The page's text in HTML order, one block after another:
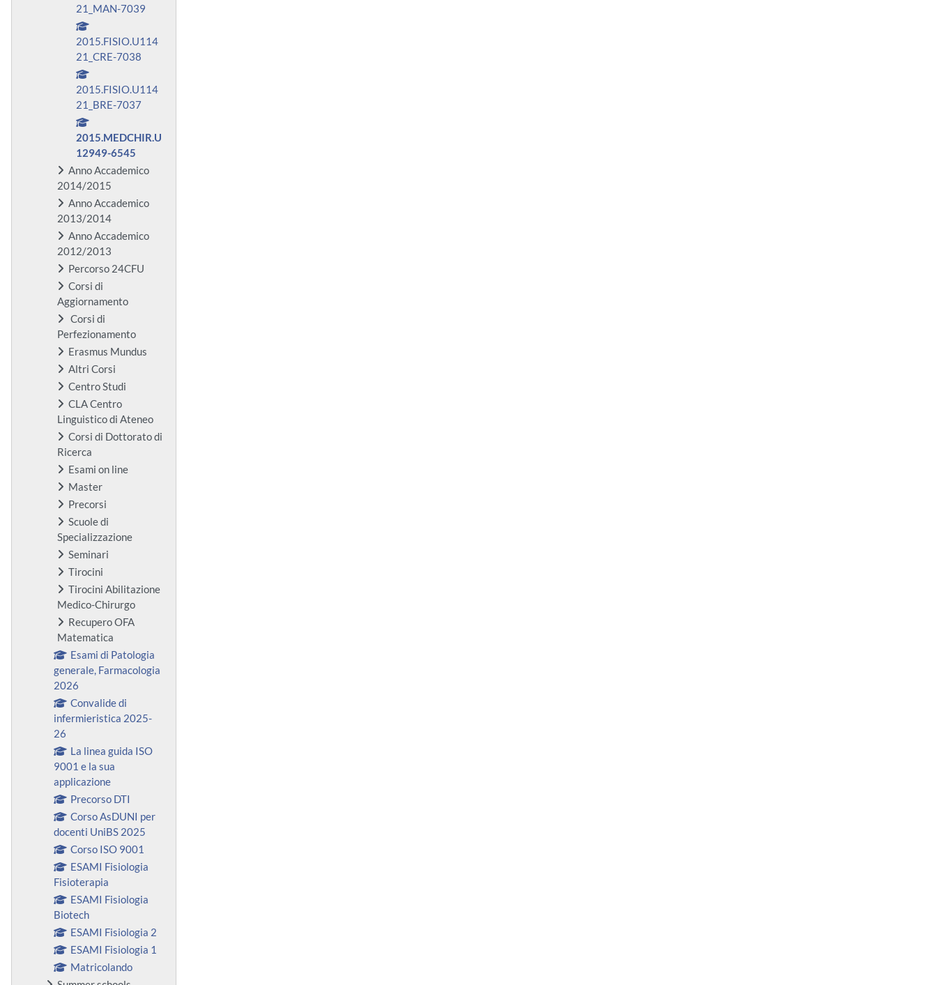
21_MAN-7039
2015.FISIO.U114
21_CRE-7038
2015.FISIO.U114
21_BRE-7037
2015.MEDCHIR.U
12949-6545
Anno Accademico
2014/2015
Anno Accademico
2013/2014
Anno Accademico
2012/2013
Percorso 24CFU
Corsi di
Aggiornamento
Corsi di
Perfezionamento
Erasmus Mundus
Altri Corsi
Centro Studi
CLA Centro
Linguistico di Ateneo
Corsi di Dottorato di
Ricerca
Esami on line
Master
Precorsi
Scuole di
Specializzazione
Seminari
Tirocini
Tirocini Abilitazione
Medico-Chirurgo
Recupero OFA
Matematica
Esami di Patologia
generale, Farmacologia
2026
Convalide di
infermieristica 2025-
26
La linea guida ISO
9001 e la sua
applicazione
Precorso DTI
Corso AsDUNI per
docenti UniBS 2025
Corso ISO 9001
ESAMI Fisiologia
Fisioterapia
ESAMI Fisiologia
Biotech
ESAMI Fisiologia 2
ESAMI Fisiologia 1
Matricolando